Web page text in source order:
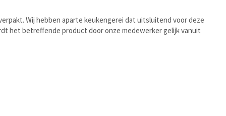
Wij hebben aparte keukengerei dat uitsluitend voor deze
het betreffende product door onze medewerker gelijk vanuit